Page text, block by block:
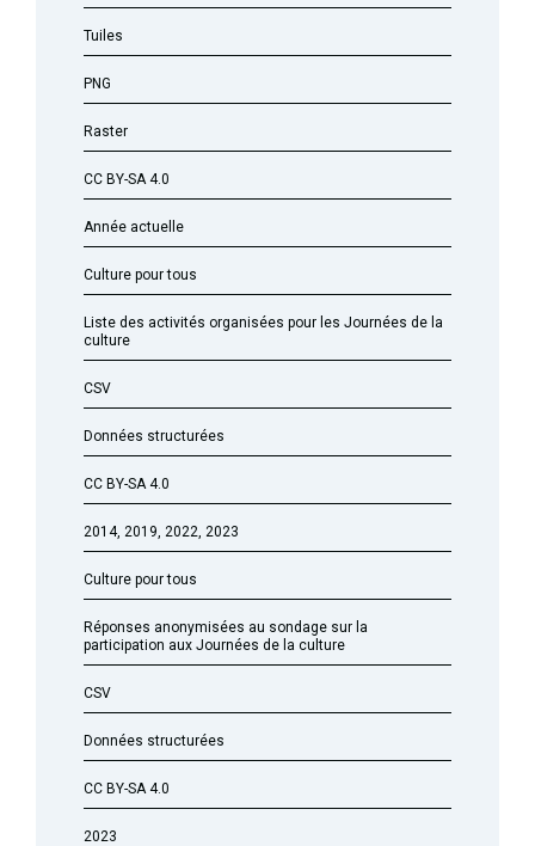
Tuiles
PNG
Raster
CC BY-SA 4.0
Année actuelle
Culture pour tous
Liste des activités organisées pour les Journées de la
culture
CSV
Données structurées
CC BY-SA 4.0
2014, 2019, 2022, 2023
Culture pour tous
Réponses anonymisées au sondage sur la
participation aux Journées de la culture
CSV
Données structurées
CC BY-SA 4.0
2023